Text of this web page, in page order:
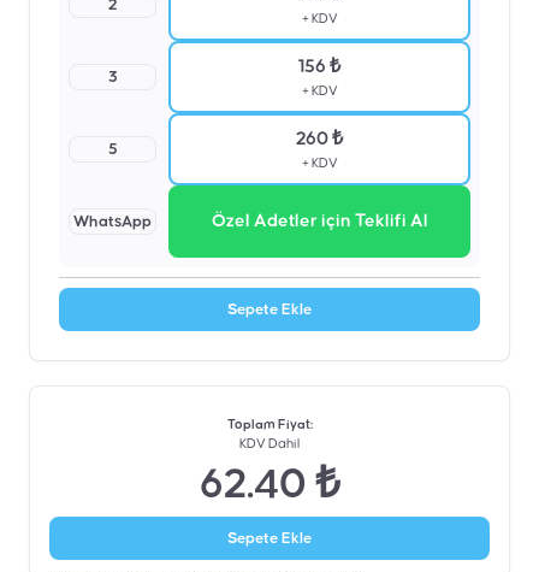
2
+ KDV
3
156 ₺
+ KDV
5
260 ₺
+ KDV
WhatsApp Özel Adetler için Teklifi Al
Sepete Ekle
Toplam Fiyat:
KDV Dahil
62.40 ₺
Sepete Ekle